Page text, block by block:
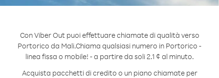
Con Viber Out puoi effettuare chiamate di qualità verso
Portorico da Mali.Chiama qualsiasi numero in Portorico -
linea fissa o mobile! - a partire da soli 2.1 ¢ al minuto.
Acquista pacchetti di credito o un piano chiamate per